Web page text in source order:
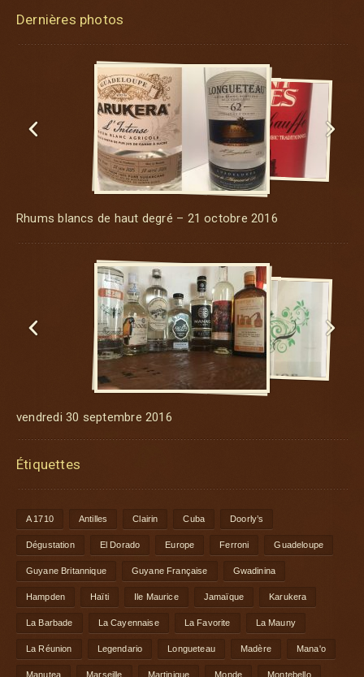
Dernières photos
 
Rhums blancs de haut degré – 21 octobre 2016
 
vendredi 30 septembre 2016
Étiquettes
A 1710 Antilles Clairin Cuba Doorly’s
Dégustation El Dorado Europe Ferroni Guadeloupe
Guyane Britannique Guyane Française Gwadinina
Hampden Haïti Ile Maurice Jamaïque Karukera
La Barbade La Cayennaise La Favorite La Mauny
La Réunion Legendario Longueteau Madère Mana'o
Manutea Marseille Martinique Monde Montebello